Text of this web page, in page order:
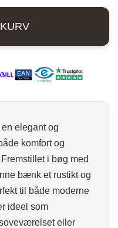
kr..
en elegant og
komfort og
i bøg med
bænk et rustikt og
til både moderne
ideel som
eller